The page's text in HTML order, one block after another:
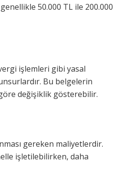
50.000 TL ile 200.000
işlemleri gibi yasal
Bu belgelerin
değişiklik gösterebilir.
gereken maliyetlerdir.
işletilebilirken, daha